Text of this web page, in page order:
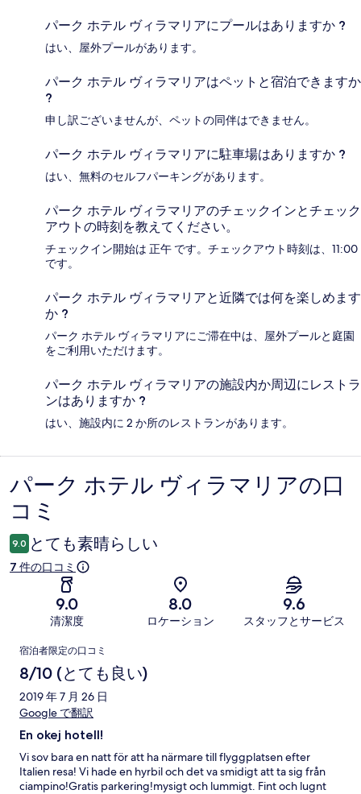
パーク ホテル ヴィラマリアにプールはありますか ?
はい、屋外プールがあります。
パーク ホテル ヴィラマリアはペットと宿泊できますか
?
申し訳ございませんが、ペットの同伴はできません。
パーク ホテル ヴィラマリアに駐車場はありますか ?
はい、無料のセルフパーキングがあります。
パーク ホテル ヴィラマリアのチェックインとチェック
アウトの時刻を教えてください。
チェックイン開始は 正午 です。チェックアウト時刻は、11:00
です。
パーク ホテル ヴィラマリアと近隣では何を楽しめます
か ?
パーク ホテル ヴィラマリアにご滞在中は、屋外プールと庭園
をご利用いただけます。
パーク ホテル ヴィラマリアの施設内か周辺にレストラ
ンはありますか ?
はい、施設内に 2 か所のレストランがあります。
口
コ
ミ
パーク ホテル ヴィラマリアの口
コミ
9.0 とても素晴らしい
7 件の口コミ
9.0
清潔度
8.0
ロケーション
9.6
スタッフとサービス
口
コ
ミ
宿泊者限定の口コミ
8/10 (とても良い)
2019 年 7 月 26 日
Google で翻訳
En okej hotell!
Vi sov bara en natt för att ha närmare till flyggplatsen efter
Italien resa! Vi hade en hyrbil och det va smidigt att ta sig från
ciampino!Gratis parkering!mysigt och lummigt. Fint och lugnt